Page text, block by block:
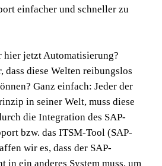
einfacher und schneller zu
jetzt Automatisierung?
dass diese Welten reibungslos
Ganz einfach: Jeder der
in seiner Welt, muss diese
die Integration des SAP-
bzw. das ITSM-Tool (SAP-
wir es, dass der SAP-
in ein anderes System muss, um